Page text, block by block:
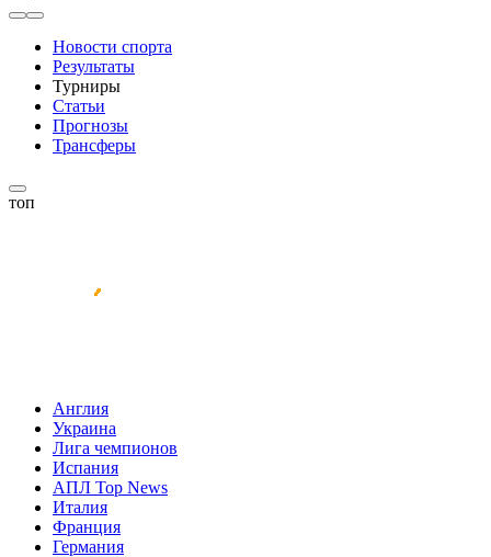
Новости спорта
Результаты
Турниры
Статьи
Прогнозы
Трансферы
топ
Англия
Украина
Лига чемпионов
Испания
АПЛ Top News
Италия
Франция
Германия